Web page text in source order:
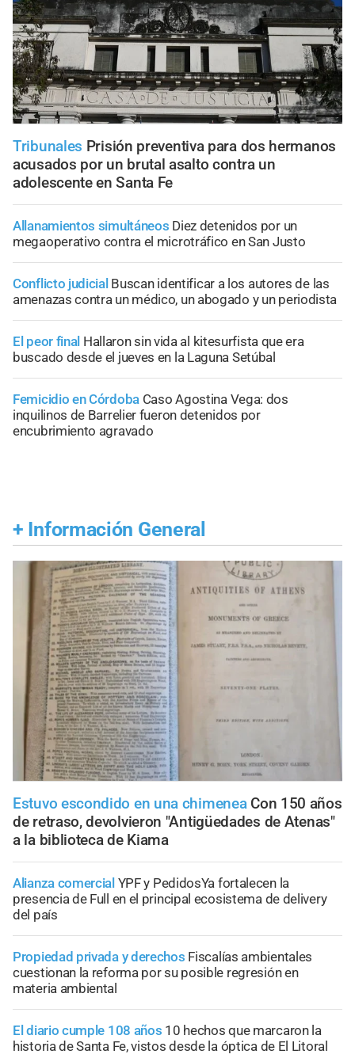
Tribunales Prisión preventiva para dos hermanos
acusados por un brutal asalto contra un
adolescente en Santa Fe
Allanamientos simultáneos Diez detenidos por un
megaoperativo contra el microtráfico en San Justo
Conflicto judicial Buscan identificar a los autores de las
amenazas contra un médico, un abogado y un periodista
El peor final Hallaron sin vida al kitesurfista que era
buscado desde el jueves en la Laguna Setúbal
Femicidio en Córdoba Caso Agostina Vega: dos
inquilinos de Barrelier fueron detenidos por
encubrimiento agravado
+ Información General
Estuvo escondido en una chimenea Con 150 años
de retraso, devolvieron "Antigüedades de Atenas"
a la biblioteca de Kiama
Alianza comercial YPF y PedidosYa fortalecen la
presencia de Full en el principal ecosistema de delivery
del país
Propiedad privada y derechos Fiscalías ambientales
cuestionan la reforma por su posible regresión en
materia ambiental
El diario cumple 108 años 10 hechos que marcaron la
historia de Santa Fe, vistos desde la óptica de El Litoral